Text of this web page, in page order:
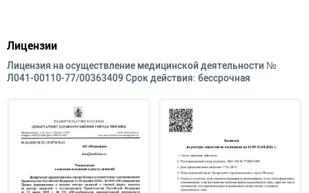
Лицензии
Лицензия на осуществление медицинской деятельности №
Л041-00110-77/00363409 Срок действия: бессрочная